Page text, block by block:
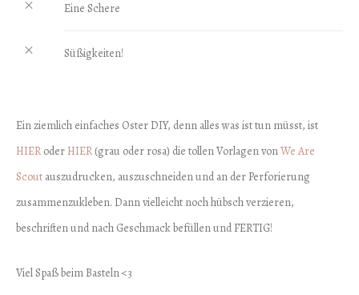
Eine Schere
Süßigkeiten!
Ein ziemlich einfaches Oster DIY, denn alles was ist tun müsst, ist
HIER oder HIER (grau oder rosa) die tollen Vorlagen vonWe Are
Scout auszudrucken, auszuschneiden und an der Perforierung
zusammenzukleben. Dann vielleicht noch hübsch verzieren,
beschriften und nach Geschmack befüllen und FERTIG!
Viel Spaß beim Basteln <3